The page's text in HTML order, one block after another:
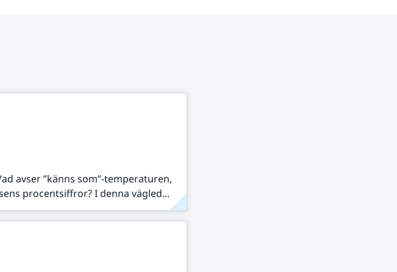
avser ”känns som”-temperaturen,
procentsiffror? I denna vägled...